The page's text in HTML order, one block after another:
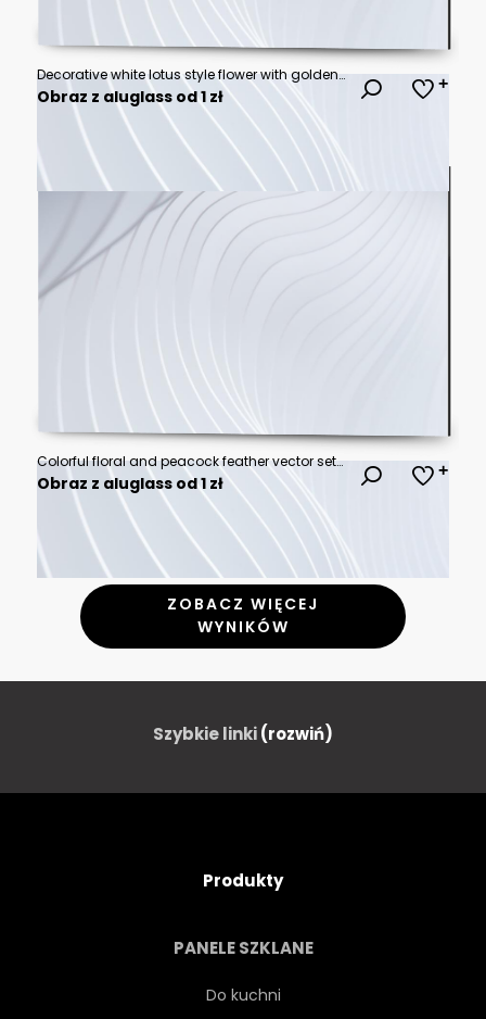
Decorative white lotus style flower with golden leaf accents
Obraz z aluglass od 1 zł
Colorful floral and peacock feather vector set on dark blue background
Obraz z aluglass od 1 zł
ZOBACZ WIĘCEJ
WYNIKÓW
Szybkie linki(rozwiń)
Produkty
PANELE SZKLANE
Do kuchni